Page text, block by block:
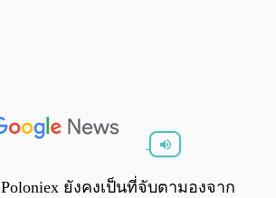
Poloniex ยังคงเป็นที่จับตามองจาก